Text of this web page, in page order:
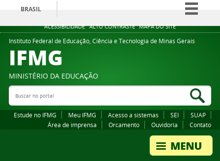
ACESSIBILIDADE ALTO CONTRASTE MAPA DO SITE
BRASIL
Simplifique!
Comunica BR
Legislação
Instituto Federal de Educação, Ciência e Tecnologia de Minas Gerais
IFMG
MINISTÉRIO DA EDUCAÇÃO
Buscar no portal
Estude no IFMG Meu IFMG Acesso a sistemas SEI
SUAP
Área de imprensa
Orcamento Ouvidoria Contato